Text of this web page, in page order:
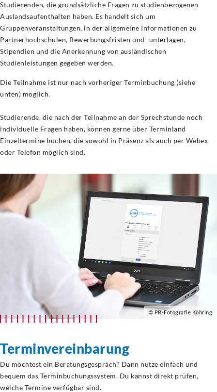
Studierenden, die grundsätzliche Fragen zu studienbezogenen
Auslandsaufenthalten haben. Es handelt sich um
Gruppenveranstaltungen, in der allgemeine Informationen zu
Partnerhochschulen, Bewerbungsfristen und -unterlagen,
Stipendien und die Anerkennung von ausländischen
Studienleistungen gegeben werden.
Die Teilnahme ist nur nach vorheriger Terminbuchung (siehe
unten) möglich.
Studierende, die nach der Teilnahme an der Sprechstunde noch
individuelle Fragen haben, können gerne über Terminland
Einzeltermine buchen, die sowohl in Präsenz als auch per Webex
oder Telefon möglich sind.
© PR-Fotografie Köhring
Terminvereinbarung
Du möchtest ein Beratungsgespräch? Dann nutze einfach und
bequem das Terminbuchungssystem. Du kannst direkt prüfen,
welche Termine verfügbar sind.